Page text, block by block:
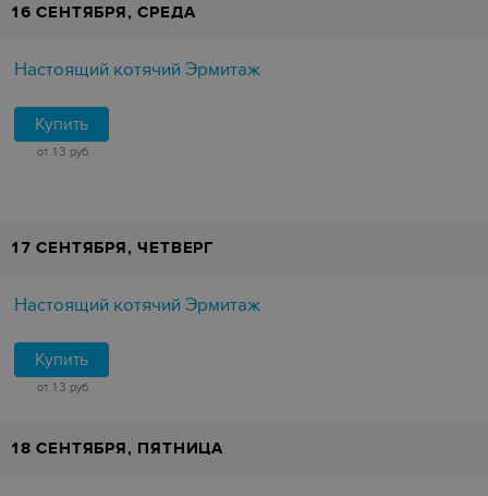
16 СЕНТЯБРЯ, СРЕДА
Настоящий котячий Эрмитаж
Купить
от 13 руб.
17 СЕНТЯБРЯ, ЧЕТВЕРГ
Настоящий котячий Эрмитаж
Купить
от 13 руб.
18 СЕНТЯБРЯ, ПЯТНИЦА